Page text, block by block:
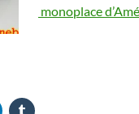
monoplace